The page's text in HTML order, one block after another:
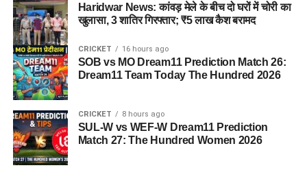
Haridwar News: कांवड़ मेले के बीच दो घरों में चोरी का
खुलासा, 3 शातिर गिरफ्तार; ₹5 लाख कैश बरामद
CRICKET 16 hours ago
SOB vs MO Dream11 Prediction Match 26:
Dream11 Team Today The Hundred 2026
CRICKET 8 hours ago
SUL-W vs WEF-W Dream11 Prediction
Match 27: The Hundred Women 2026